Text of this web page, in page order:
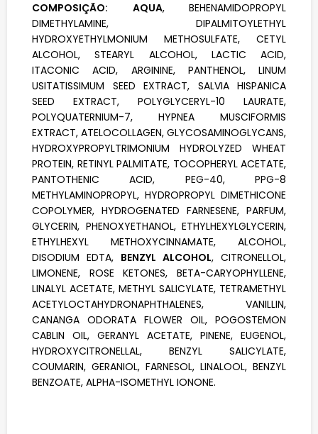
COMPOSIÇÃO: AQUA, BEHENAMIDOPROPYL
DIMETHYLAMINE, DIPALMITOYLETHYL
HYDROXYETHYLMONIUM METHOSULFATE, CETYL
ALCOHOL, STEARYL ALCOHOL, LACTIC ACID,
ITACONIC ACID, ARGININE, PANTHENOL, LINUM
USITATISSIMUM SEED EXTRACT, SALVIA HISPANICA
SEED EXTRACT, POLYGLYCERYL-10 LAURATE,
POLYQUATERNIUM-7, HYPNEA MUSCIFORMIS
EXTRACT, ATELOCOLLAGEN, GLYCOSAMINOGLYCANS,
HYDROXYPROPYLTRIMONIUM HYDROLYZED WHEAT
PROTEIN, RETINYL PALMITATE, TOCOPHERYL ACETATE,
PANTOTHENIC ACID, PEG-40, PPG-8
METHYLAMINOPROPYL, HYDROPROPYL DIMETHICONE
COPOLYMER, HYDROGENATED FARNESENE, PARFUM,
GLYCERIN, PHENOXYETHANOL, ETHYLHEXYLGLYCERIN,
ETHYLHEXYL METHOXYCINNAMATE, ALCOHOL,
DISODIUM EDTA, BENZYL ALCOHOL, CITRONELLOL,
LIMONENE, ROSE KETONES, BETA-CARYOPHYLLENE,
LINALYL ACETATE, METHYL SALICYLATE, TETRAMETHYL
ACETYLOCTAHYDRONAPHTHALENES, VANILLIN,
CANANGA ODORATA FLOWER OIL, POGOSTEMON
CABLIN OIL, GERANYL ACETATE, PINENE, EUGENOL,
HYDROXYCITRONELLAL, BENZYL SALICYLATE,
COUMARIN, GERANIOL, FARNESOL, LINALOOL, BENZYL
BENZOATE, ALPHA-ISOMETHYL IONONE.